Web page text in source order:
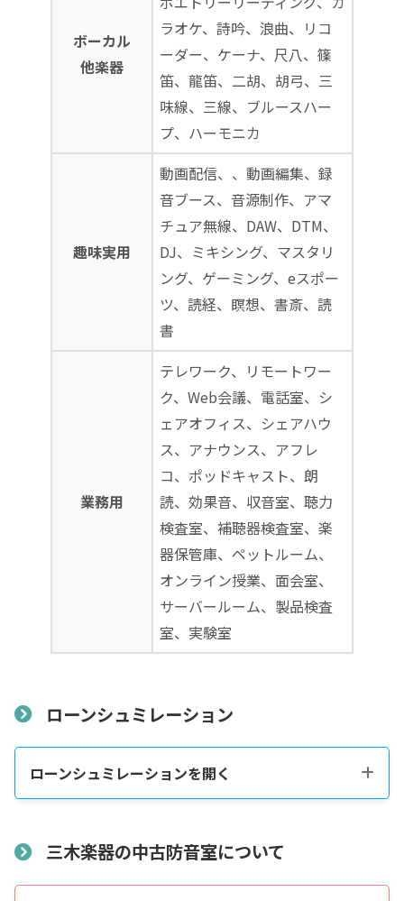
ボーカル
他楽器
ラオケ、詩吟、浪曲、リコ
ーダー、ケーナ、尺八、篠
笛、龍笛、二胡、胡弓、三
味線、三線、ブルースハー
プ、ハーモニカ
趣味実用
動画配信、、動画編集、録
音ブース、音源制作、アマ
チュア無線、DAW、DTM、
DJ、ミキシング、マスタリ
ング、ゲーミング、eスポー
ツ、読経、瞑想、書斎、読
書
業務用
テレワーク、リモートワー
ク、Web会議、電話室、シ
ェアオフィス、シェアハウ
ス、アナウンス、アフレ
コ、ポッドキャスト、朗
読、効果音、収音室、聴力
検査室、補聴器検査室、楽
器保管庫、ペットルーム、
オンライン授業、面会室、
サーバールーム、製品検査
室、実験室
ローンシュミレーション
ローンシュミレーションを開く
三木楽器の中古防音室について